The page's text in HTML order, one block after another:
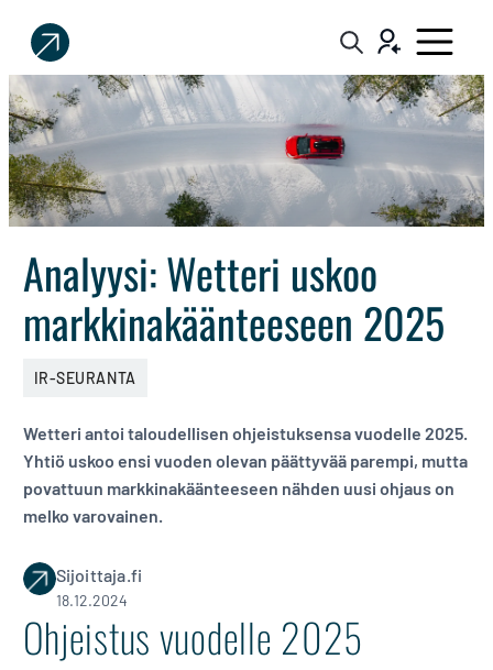
Sijoittaja.fi
Tee
parempia
sijoituspäätöksiä
Analyysi: Wetteri uskoo
markkinakäänteeseen 2025
IR-SEURANTA
Wetteri antoi taloudellisen ohjeistuksensa vuodelle 2025.
Yhtiö uskoo ensi vuoden olevan päättyvää parempi, mutta
povattuun markkinakäänteeseen nähden uusi ohjaus on
melko varovainen.
Sijoittaja.fi
18.12.2024
Ohjeistus vuodelle 2025